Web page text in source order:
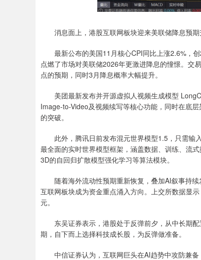
消息面上，港股互联网板块迎来美联储降息预期
最新公布的美国11月核心CPI同比上涨2.6%，创
点燃了市场对美联储2026年更激进降息的憧憬。交
点的预期，同时3月降息概率大幅提升。
美团最新发布并开源虚拟人视频生成模型
Image-to-Video及视频续写等核心功能，同时在底
的突破。
此外，腾讯日前发布混元世界模型1.5，只需输入
最全面的实时世界模型框架，涵盖数据、训练、流
3D的自回归扩散模型强化学习等算法模块。
随着海外流动性预期重新恢复，叠加AI叙事持续
互联网板块成为资金重点涌入方向。上交所数据显
元。
东吴证券表示，港股处于反弹前夕，从中长期配
期，自下而上选择科技成长股，为反弹做准备。
中信证券认为，互联网巨头在AI趋势中攻防兼备